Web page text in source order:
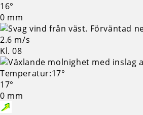
16°
0 mm
2.6 m/s
Kl. 08
17°
0 mm